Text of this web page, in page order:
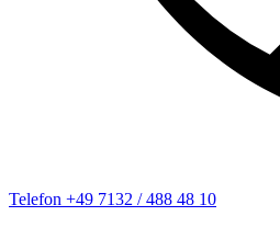
Telefon +49 7132 / 488 48 10